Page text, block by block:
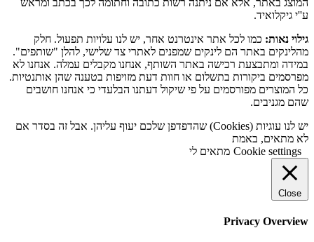
ע''י גיקלואיד.
גילוי נאות: כמו לכל אתר אינטרנט אחר, יש לנו עלויות תפעול. חלק
מהלינקים באתר הם לינקים שמפנים לאתרי צד שלישי, להלן "שותפים".
במידה ומתבצעת רכישה באתר השותף, אנחנו מקבלים עמלה. אנחנו לא
מפרסמים ביקורות בתשלום או חוות דעת מזויפות בטענה שהן אותנטיות.
כל המוצרים מפורסמים על פי שיקול דעתנו הבלעדי כי אנחנו חושבים
שהם מגניבים.
יש לנו עוגיות (Cookies) שהדפדפן שלכם יעוף עליהן. אבל זה בסדר אם
לא מתאים, באמת
Cookie settings מתאים לי
Close
Privacy Overview